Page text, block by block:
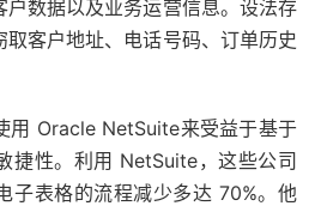
数据以及业务运营信息。设法存
客户地址、电话号码、订单历史
用 Oracle NetSuite来受益于基于
捷性。利用 NetSuite，这些公司
子表格的流程减少多达 70%。他